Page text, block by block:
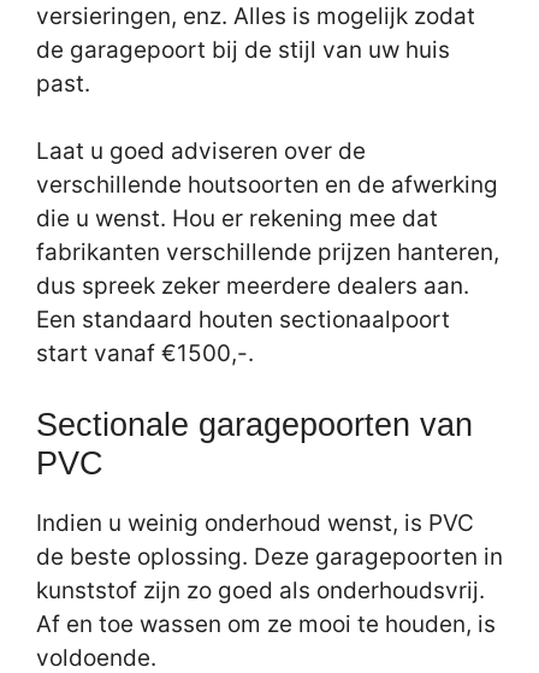
versieringen, enz. Alles is mogelijk zodat
de garagepoort bij de stijl van uw huis
past.
Laat u goed adviseren over de
verschillende houtsoorten en de afwerking
die u wenst. Hou er rekening mee dat
fabrikanten verschillende prijzen hanteren,
dus spreek zeker meerdere dealers aan.
Een standaard houten sectionaalpoort
start vanaf €1500,-.
Sectionale garagepoorten van
PVC
Indien u weinig onderhoud wenst, is PVC
de beste oplossing. Deze garagepoorten in
kunststof zijn zo goed als onderhoudsvrij.
Af en toe wassen om ze mooi te houden, is
voldoende.